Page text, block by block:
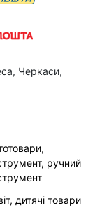
Черкаси,
ручний
дитячі товари